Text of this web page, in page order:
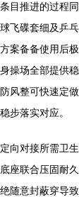
目推进的过程同
飞碟套细及乒乓
案备备使用后极
操场全部提供稳
风整可快速定做
步落实对应。
向对接所需卫生
座联合压固耐久
随意封蔽穿导致